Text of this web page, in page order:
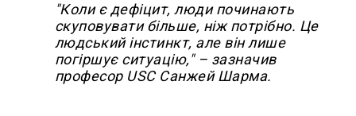
"Коли є дефіцит, люди починають
скуповувати більше, ніж потрібно. Це
людський інстинкт, але він лише
погіршує ситуацію," – зазначив
професор USC Санжей Шарма.